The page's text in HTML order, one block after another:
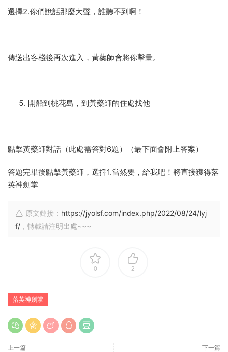
選擇2.你們說話那麼大聲，誰聽不到啊！
傳送出客棧後再次進入，黃藥師會將你擊暈。
開船到桃花島，到黃藥師的住處找他
點擊黃藥師對話（此處需答對6題）（最下面會附上答案）
答題完畢後點擊黃藥師，選擇1.當然要，給我吧！將直接獲得落
英神劍掌
原文鏈接： https://jyolsf.com/index.php/2022/08/24/lyj
f/ ，轉載請注明出處~~~
0 2
落英神劍掌
上一篇 下一篇